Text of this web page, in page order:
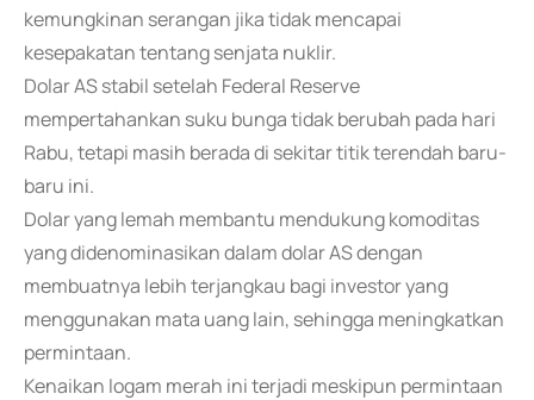
kemungkinan serangan jika tidak mencapai
kesepakatan tentang senjata nuklir.
Dolar AS stabil setelah Federal Reserve
mempertahankan suku bunga tidak berubah pada hari
Rabu, tetapi masih berada di sekitar titik terendah baru-
baru ini.
Dolar yang lemah membantu mendukung komoditas
yang didenominasikan dalam dolar AS dengan
membuatnya lebih terjangkau bagi investor yang
menggunakan mata uang lain, sehingga meningkatkan
permintaan.
Kenaikan logam merah ini terjadi meskipun permintaan